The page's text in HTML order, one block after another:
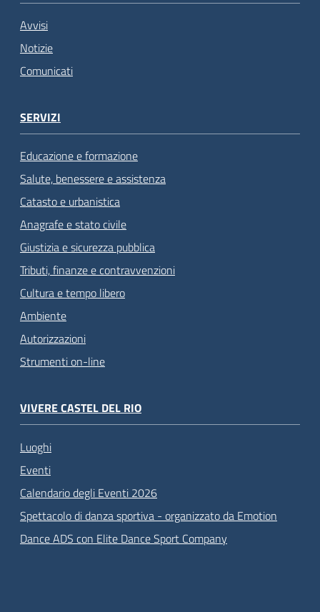
Avvisi
Notizie
Comunicati
SERVIZI
Educazione e formazione
Salute, benessere e assistenza
Catasto e urbanistica
Anagrafe e stato civile
Giustizia e sicurezza pubblica
Tributi, finanze e contravvenzioni
Cultura e tempo libero
Ambiente
Autorizzazioni
Strumenti on-line
VIVERE CASTEL DEL RIO
Luoghi
Eventi
Calendario degli Eventi 2026
Spettacolo di danza sportiva - organizzato da Emotion
Dance ADS con Elite Dance Sport Company